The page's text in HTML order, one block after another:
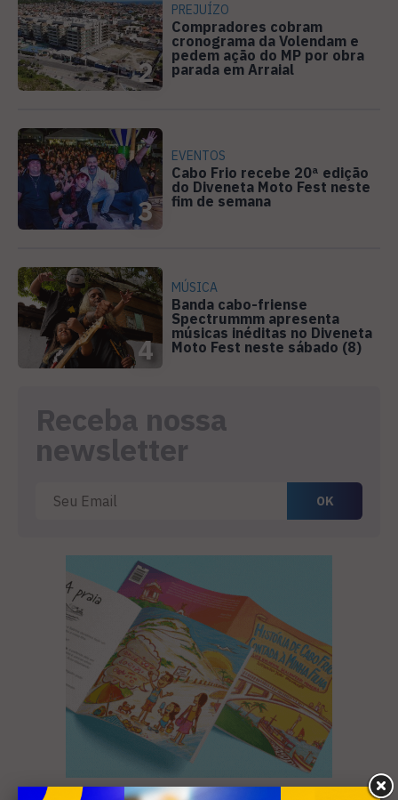
2
PREJUÍZO
Compradores cobram
cronograma da Volendam e
pedem ação do MP por obra
parada em Arraial
3
EVENTOS
Cabo Frio recebe 20ª edição
do Diveneta Moto Fest neste
fim de semana
4
MÚSICA
Banda cabo-friense
Spectrummm apresenta
músicas inéditas no Diveneta
Moto Fest neste sábado (8)
Receba nossa
newsletter